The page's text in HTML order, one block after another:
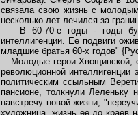
связала свою жизнь с
несколько лет лечился за
В 60-70-е годы - годы
интеллигенции. Ее подвиги
младшие братья 60-х годов"
Молодые герои Хвощинской,
революционной интеллигенции
политическим ссыльным
пансионе, толкнули
навстречу новой жизни,
художница, жизнь ее до краев